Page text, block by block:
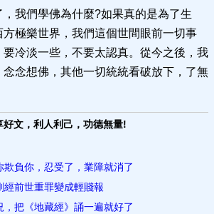
我們學佛為什麼?如果真的是為了生
極樂世界，我們這個世間眼前一切事
冷淡一些，不要太認真。從今之後，我
念想佛，其他一切統統看破放下，了無
好文，利人利己，功德無量!
負你，忍受了，業障就消了
前世重罪變成輕賤報
把《地藏經》誦一遍就好了